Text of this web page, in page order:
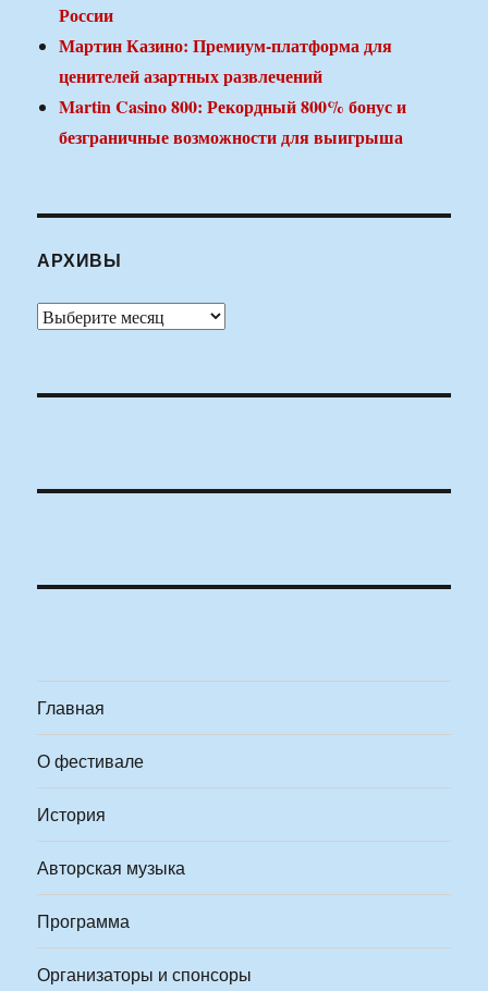
России
Мартин Казино: Премиум-платформа для
ценителей азартных развлечений
Martin Casino 800: Рекордный 800% бонус и
безграничные возможности для выигрыша
АРХИВЫ
Архивы
Главная
О фестивале
История
Авторская музыка
Программа
Организаторы и спонсоры